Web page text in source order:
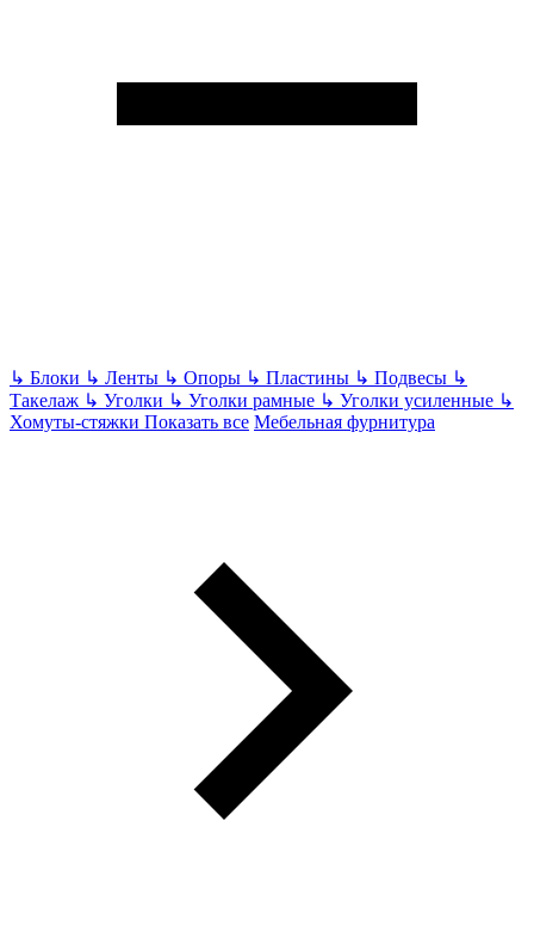
↳ Блоки ↳ Ленты ↳ Опоры ↳ Пластины ↳ Подвесы ↳
Такелаж ↳ Уголки ↳ Уголки рамные ↳ Уголки усиленные ↳
Хомуты-стяжки Показать все Мебельная фурнитура